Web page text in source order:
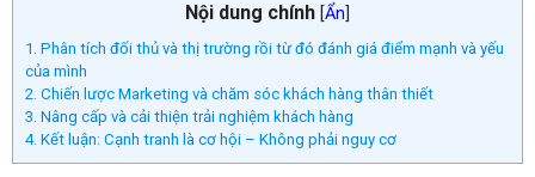
Nội dung chính [Ẩn]
1. Phân tích đối thủ và thị trường rồi từ đó đánh giá điểm mạnh và yếu
của mình
2. Chiến lược Marketing và chăm sóc khách hàng thân thiết
3. Nâng cấp và cải thiện trải nghiệm khách hàng
4. Kết luận: Cạnh tranh là cơ hội – Không phải nguy cơ